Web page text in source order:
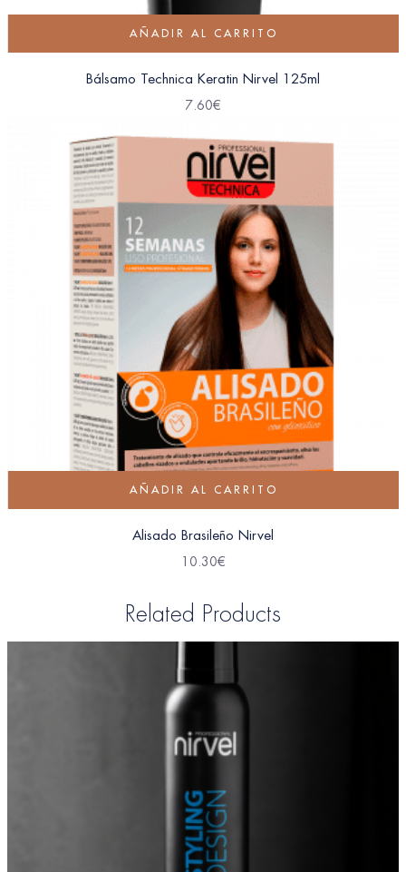
AÑADIR AL CARRITO
Bálsamo Technica Keratin Nirvel 125ml
7.60€
AÑADIR AL CARRITO
Alisado Brasileño Nirvel
10.30€
Related Products